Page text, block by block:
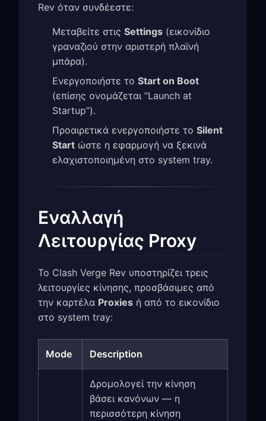
Rev όταν συνδέεστε:
Μεταβείτε στις Settings (εικονίδιο
γραναζιού στην αριστερή πλαϊνή
μπάρα).
Ενεργοποιήστε το Start on Boot
(επίσης ονομάζεται “Launch at
Startup”).
Προαιρετικά ενεργοποιήστε το Silent
Start ώστε η εφαρμογή να ξεκινά
ελαχιστοποιημένη στο system tray.
Εναλλαγή
Λειτουργίας Proxy
Το Clash Verge Rev υποστηρίζει τρεις
λειτουργίες κίνησης, προσβάσιμες από
την καρτέλα Proxies ή από το εικονίδιο
στο system tray:
Mode Description
Δρομολογεί την κίνηση
βάσει κανόνων — η
περισσότερη κίνηση